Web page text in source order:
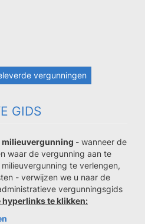
vergunningen
GIDS
milieuvergunning - wanneer de
waar de vergunning aan te
te verlengen,
- verwijzen we u naar de
vergunningsgids
te klikken: